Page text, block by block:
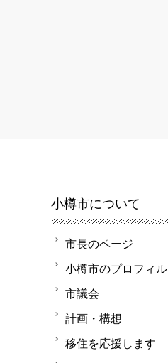
小樽市について
市長のページ
小樽市のプロフィル
市議会
計画・構想
移住を応援します